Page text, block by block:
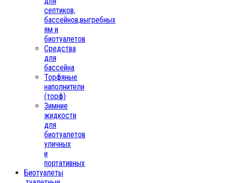
септиков,
бассейнов,выгребных
ям и
биотуалетов
Средства
для
бассейна
Торфяные
наполнители
(торф)
Зимние
жидкости
для
биотуалетов
уличных
и
портативных
Биотуалеты